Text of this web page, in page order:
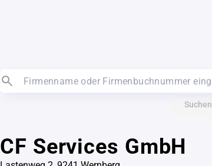
Suchen
CF Services GmbH